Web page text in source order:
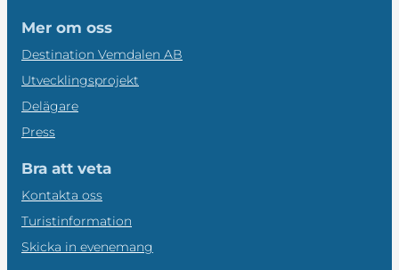
Mer om oss
Destination Vemdalen AB
Utvecklingsprojekt
Delägare
Press
Bra att veta
Kontakta oss
Turistinformation
Skicka in evenemang